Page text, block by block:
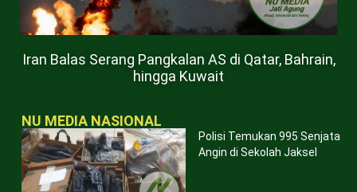
Iran Balas Serang Pangkalan AS di Qatar, Bahrain,
hingga Kuwait
NU MEDIA NASIONAL
Polisi Temukan 995 Senjata
Angin di Sekolah Jaksel